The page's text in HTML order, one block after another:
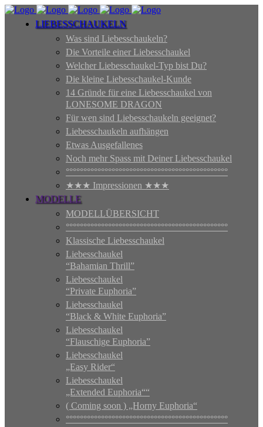
LIEBESSCHAUKELN
Was sind Liebesschaukeln?
Die Vorteile einer Liebesschaukel
Welcher Liebesschaukel-Typ bist Du?
Die kleine Liebesschaukel-Kunde
14 Gründe für eine Liebesschaukel von
LONESOME DRAGON
Für wen sind Liebesschaukeln geeignet?
Liebesschaukeln aufhängen
Etwas Ausgefallenes
Noch mehr Spass mit Deiner Liebesschaukel
°°°°°°°°°°°°°°°°°°°°°°°°°°°°°°°°°°°°°°°°°°°°°°
★★★ Impressionen ★★★
MODELLE
MODELLÜBERSICHT
°°°°°°°°°°°°°°°°°°°°°°°°°°°°°°°°°°°°°°°°°°°°°°
Klassische Liebesschaukel
Liebesschaukel
“Bahamian Thrill”
Liebesschaukel
“Private Euphoria”
Liebesschaukel
“Black & White Euphoria”
Liebesschaukel
“Flauschige Euphoria”
Liebesschaukel
„Easy Rider“
Liebesschaukel
„Extended Euphoria““
( Coming soon ) „Horny Euphoria“
°°°°°°°°°°°°°°°°°°°°°°°°°°°°°°°°°°°°°°°°°°°°°°